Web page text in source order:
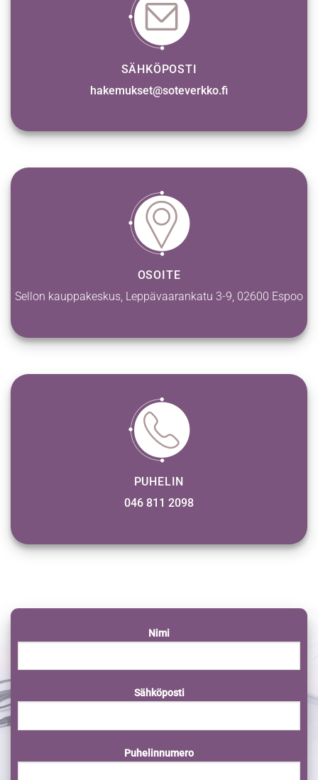
SÄHKÖPOSTI
hakemukset@soteverkko.fi
OSOITE
Sellon kauppakeskus, Leppävaarankatu 3-9, 02600 Espoo
PUHELIN
046 811 2098
Nimi
Sähköposti
Puhelinnumero